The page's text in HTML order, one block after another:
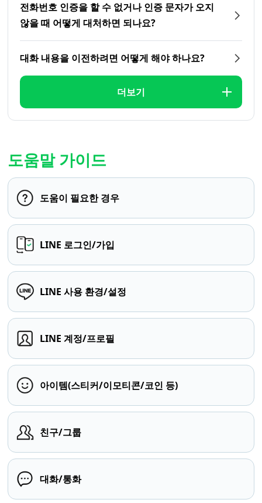
전화번호 인증을 할 수 없거나 인증 문자가 오지
않을 때 어떻게 대처하면 되나요?
대화 내용을 이전하려면 어떻게 해야 하나요?
더보기
도움말 가이드
도움이 필요한 경우
LINE 로그인/가입
LINE 사용 환경/설정
LINE 계정/프로필
아이템(스티커/이모티콘/코인 등)
친구/그룹
대화/통화